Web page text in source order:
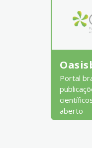
Portal
aberto